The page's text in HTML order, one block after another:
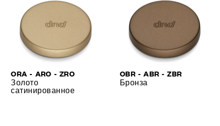
ORA - ARO - ZRO
Золото
сатинированное
OBR - ABR - ZBR
Бронза